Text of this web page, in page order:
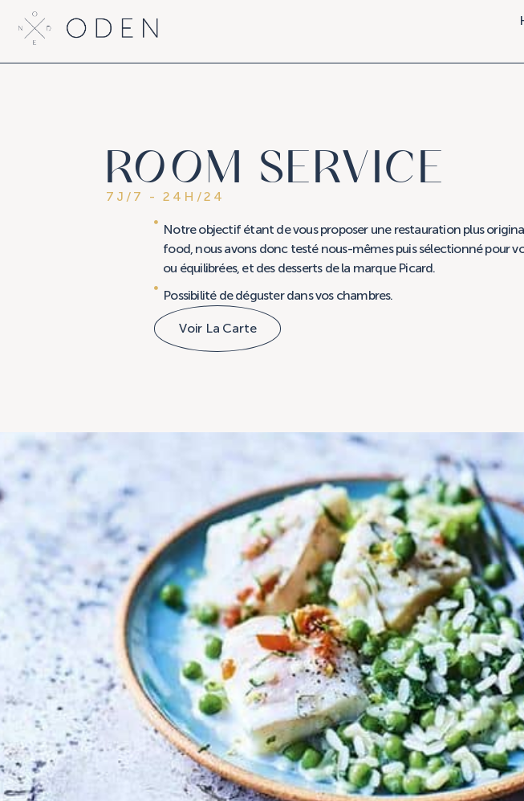
ROOM SERVICE
7J/7 - 24H/24
Notre objectif étant de vous proposer une restauration plus
food, nous avons donc testé nous-mêmes puis sélectionné pour
ou équilibrées, et des desserts de la marque Picard.
Possibilité de déguster dans vos chambres.
Voir La Carte